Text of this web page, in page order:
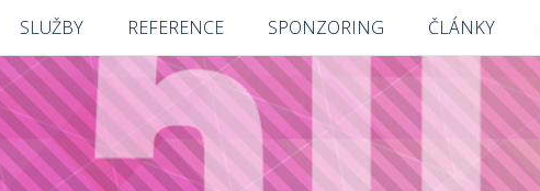
SLUŽBY REFERENCE SPONZORING ČLÁNKY